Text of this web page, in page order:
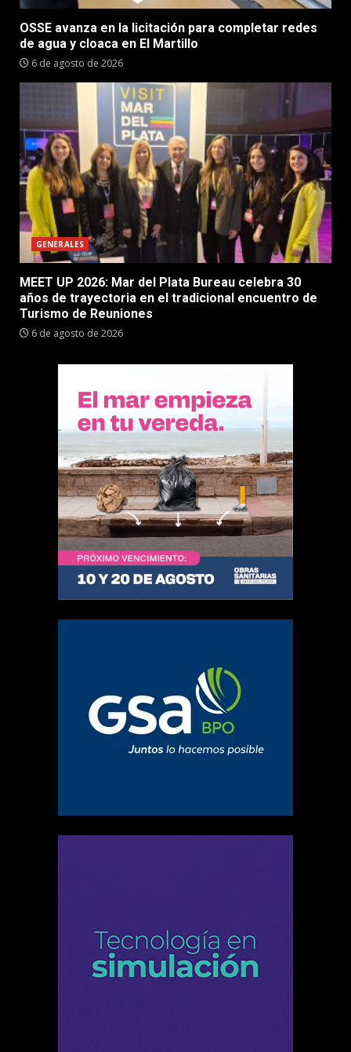
OSSE avanza en la licitación para completar redes
de agua y cloaca en El Martillo
6 de agosto de 2026
GENERALES
MEET UP 2026: Mar del Plata Bureau celebra 30
años de trayectoria en el tradicional encuentro de
Turismo de Reuniones
6 de agosto de 2026